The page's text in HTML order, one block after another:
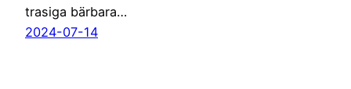
trasiga bärbara…
2024-07-14